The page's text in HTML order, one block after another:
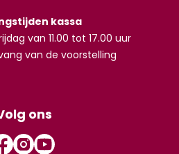
kassa
van 11.00 tot 17.00 uur
van de voorstelling
ons